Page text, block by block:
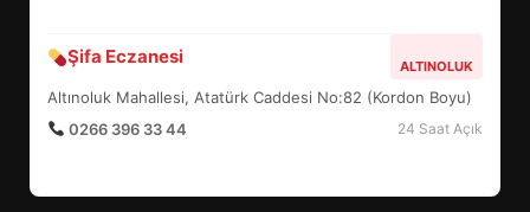
Şifa Eczanesi ALTINOLUK
Altınoluk Mahallesi, Atatürk Caddesi No:82 (Kordon Boyu)
0266 396 33 44
24 Saat Açık
7
YENİ YÖNETİM NASIL
ŞEKİLLENDİ?
HAREKETE GEÇİYOR: GÖZLER